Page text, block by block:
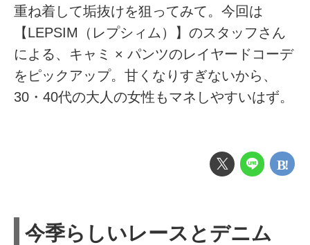
重ね着して垢抜けを狙ってみて。今回は
【LEPSIM（レプシィム）】のスタッフさん
による、キャミ × パンツのレイヤードコーデ
をピックアップ。甘くなりすぎないから、
30・40代の大人の女性もマネしやすいはず。
今季らしいレースとデニム